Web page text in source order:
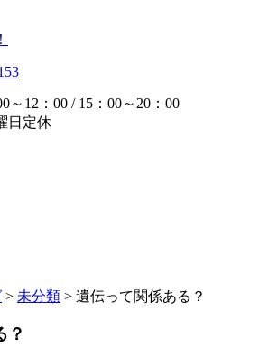
～12：00 / 15：00～20：00
日定休
> 未分類 > 遺伝って関係ある？
？